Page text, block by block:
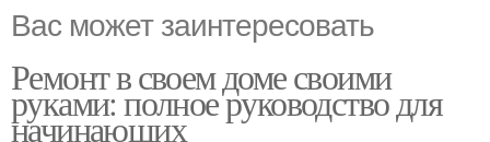
Вас может заинтересовать
Ремонт в своем доме своими
руками: полное руководство для
начинающих